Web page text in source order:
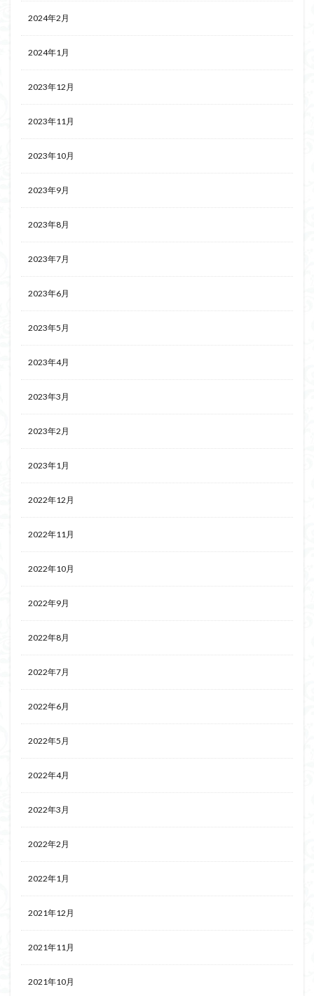
2024年2月
2024年1月
2023年12月
2023年11月
2023年10月
2023年9月
2023年8月
2023年7月
2023年6月
2023年5月
2023年4月
2023年3月
2023年2月
2023年1月
2022年12月
2022年11月
2022年10月
2022年9月
2022年8月
2022年7月
2022年6月
2022年5月
2022年4月
2022年3月
2022年2月
2022年1月
2021年12月
2021年11月
2021年10月